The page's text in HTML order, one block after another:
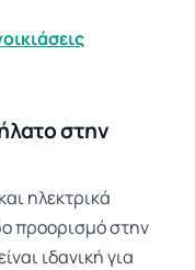
στην
ηλεκτρικά
προορισμό στην
ιδανική για